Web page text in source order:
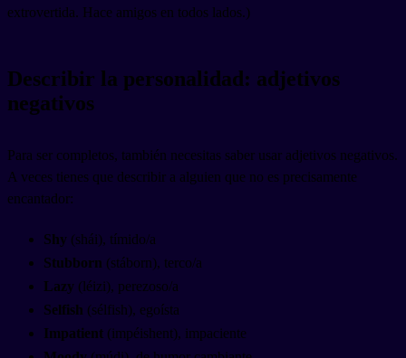
extrovertida. Hace amigos en todos lados.)
Describir la personalidad: adjetivos
negativos
Para ser completos, también necesitas saber usar adjetivos negativos.
A veces tienes que describir a alguien que no es precisamente
encantador:
Shy (shái), tímido/a
Stubborn (stáborn), terco/a
Lazy (léizi), perezoso/a
Selfish (sélfish), egoísta
Impatient (impéishent), impaciente